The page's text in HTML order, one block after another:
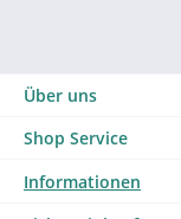
Über uns
Shop Service
Informationen